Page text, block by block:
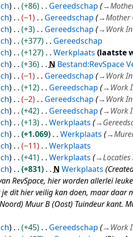
+86 Gereedschap →
−1 Gereedschap →Mother
+3 Gereedschap →Work
+377
Gereedschap
+127
Werkplaats laatste
+36 N Bestand:RevSpace
−1 Gereedschap →Work
+12 Gereedschap →Work
−2 Gereedschap →Work
+42 Gereedschap →Work
+13 Werkplaats →
+1.069 Werkplaats →
−11
Werkplaats
+41 Werkplaats →
+831 N Werkplaats
RevSpace, hier worden allerlei
dit hier veilig kan doen, maar daar
Muur B (Oost) Tuindeur kant.
+45 Gereedschap →Work